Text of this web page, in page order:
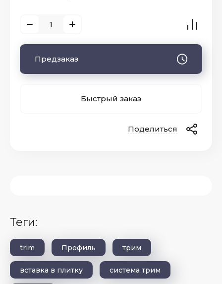
Предзаказ
Быстрый заказ
Поделиться
теги:
trim Профиль трим
вставка в плитку система трим